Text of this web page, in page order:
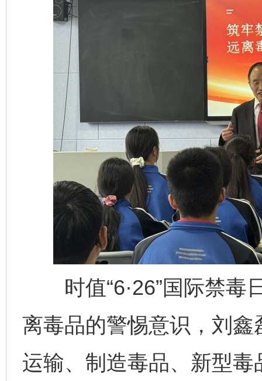
时值“6·26”国际禁毒
离毒品的警惕意识，刘
运输、制造毒品、新型